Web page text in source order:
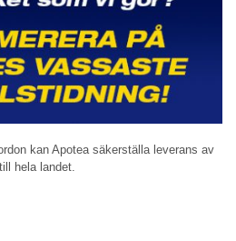
kan Apotea säkerställa leverans av
hela landet.